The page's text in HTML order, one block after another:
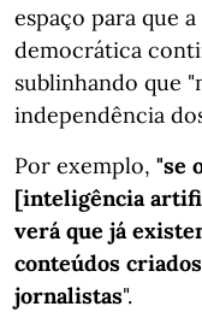
espaço para que
democrática
sublinhando que
independência
Por exemplo, "se
[inteligência
verá que já
conteúdos
jornalistas".